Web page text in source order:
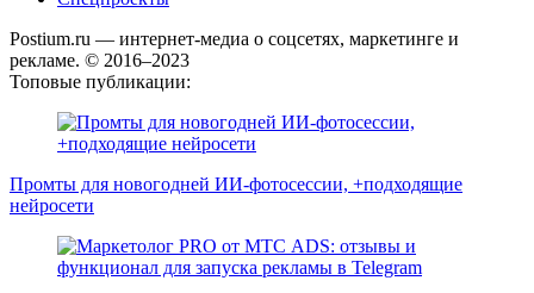
Postium.ru — интернет-медиа о соцсетях, маркетинге и
рекламе. © 2016–2023
Топовые публикации:
Промты для новогодней ИИ-фотосессии, +подходящие
нейросети